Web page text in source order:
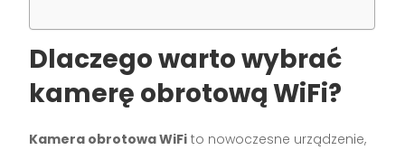
Dlaczego warto wybrać
kamerę obrotową WiFi?
Kamera obrotowa WiFi to nowoczesne urządzenie,